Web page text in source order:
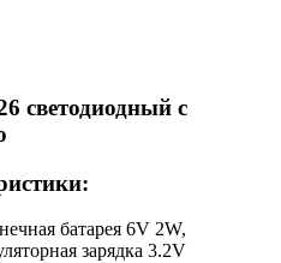
светодиодный с
батарея 6V 2W,
зарядка 3.2V